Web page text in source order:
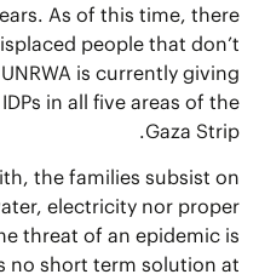
As of this time, there
people that don’t
is currently giving
in all five areas of the
Gaza Strip.
the families subsist on
electricity nor proper
threat of an epidemic is
no short term solution at